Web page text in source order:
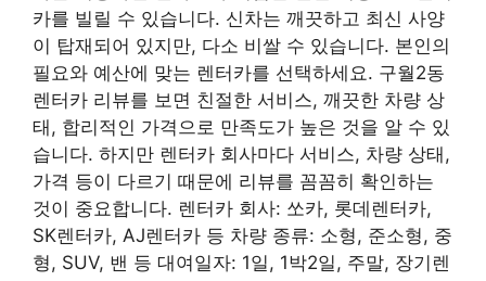
카를 빌릴 수 있습니다. 신차는 깨끗하고 최신 사양
이 탑재되어 있지만, 다소 비쌀 수 있습니다. 본인의
필요와 예산에 맞는 렌터카를 선택하세요. 구월2동
렌터카 리뷰를 보면 친절한 서비스, 깨끗한 차량 상
태, 합리적인 가격으로 만족도가 높은 것을 알 수 있
습니다. 하지만 렌터카 회사마다 서비스, 차량 상태,
가격 등이 다르기 때문에 리뷰를 꼼꼼히 확인하는
것이 중요합니다. 렌터카 회사: 쏘카, 롯데렌터카,
SK렌터카, AJ렌터카 등 차량 종류: 소형, 준소형, 중
형, SUV, 밴 등 대여일자: 1일, 1박2일, 주말, 장기렌